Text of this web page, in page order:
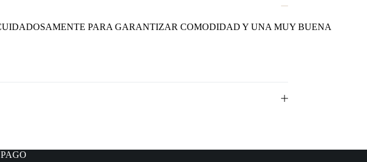
PARA GARANTIZAR COMODIDAD Y UNA MUY BUENA